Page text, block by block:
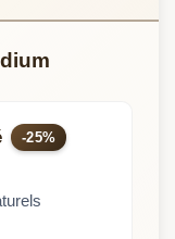
-25%